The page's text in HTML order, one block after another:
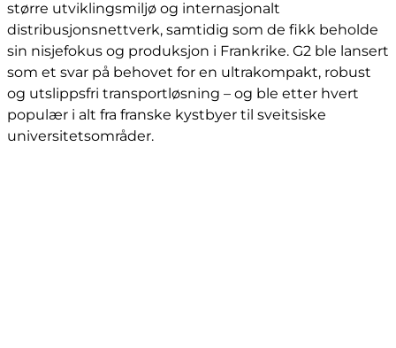
større utviklingsmiljø og internasjonalt
distribusjonsnettverk, samtidig som de fikk beholde
sin nisjefokus og produksjon i Frankrike. G2 ble lansert
som et svar på behovet for en ultrakompakt, robust
og utslippsfri transportløsning – og ble etter hvert
populær i alt fra franske kystbyer til sveitsiske
universitetsområder.